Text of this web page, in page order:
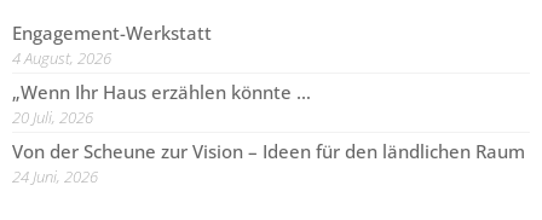
Engagement-Werkstatt
4 August, 2026
„Wenn Ihr Haus erzählen könnte …
20 Juli, 2026
Von der Scheune zur Vision – Ideen für den ländlichen Raum
24 Juni, 2026